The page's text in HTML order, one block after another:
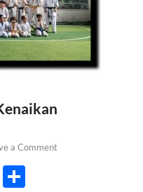
a Comment
Li